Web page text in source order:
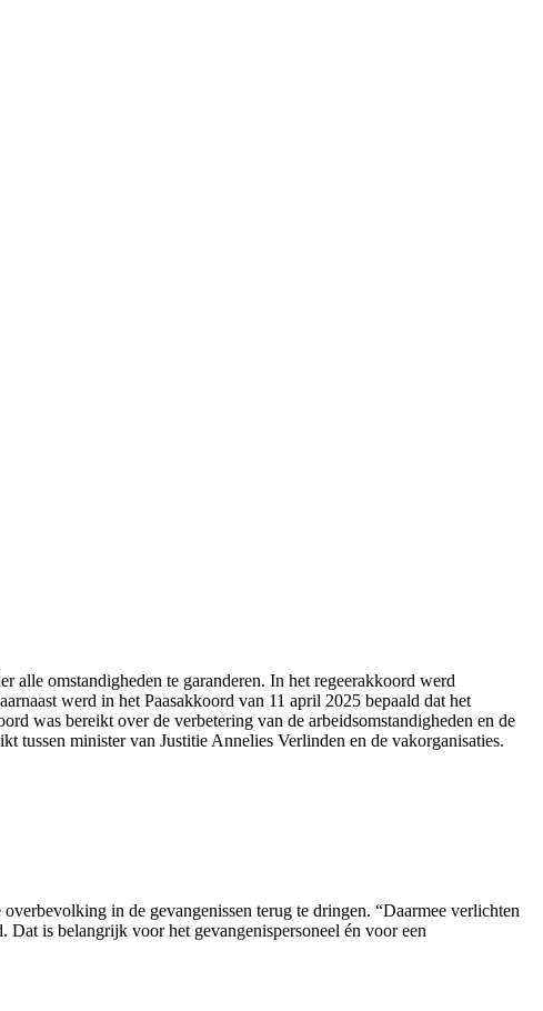
alle omstandigheden te garanderen. In het regeerakkoord werd
werd in het Paasakkoord van 11 april 2025 bepaald dat het
was bereikt over de verbetering van de arbeidsomstandigheden en de
tussen minister van Justitie Annelies Verlinden en de vakorganisaties.
in de gevangenissen terug te dringen. “Daarmee verlichten
is belangrijk voor het gevangenispersoneel én voor een